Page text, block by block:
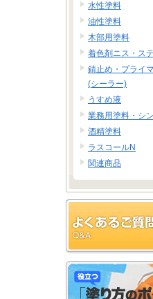
水性塗料
油性塗料
木部用塗料
着色剤ニス・ス
錆止め・プライ
(シーラー)
うすめ液
業務用塗料・シ
酒精塗料
ラスコールN
関連商品